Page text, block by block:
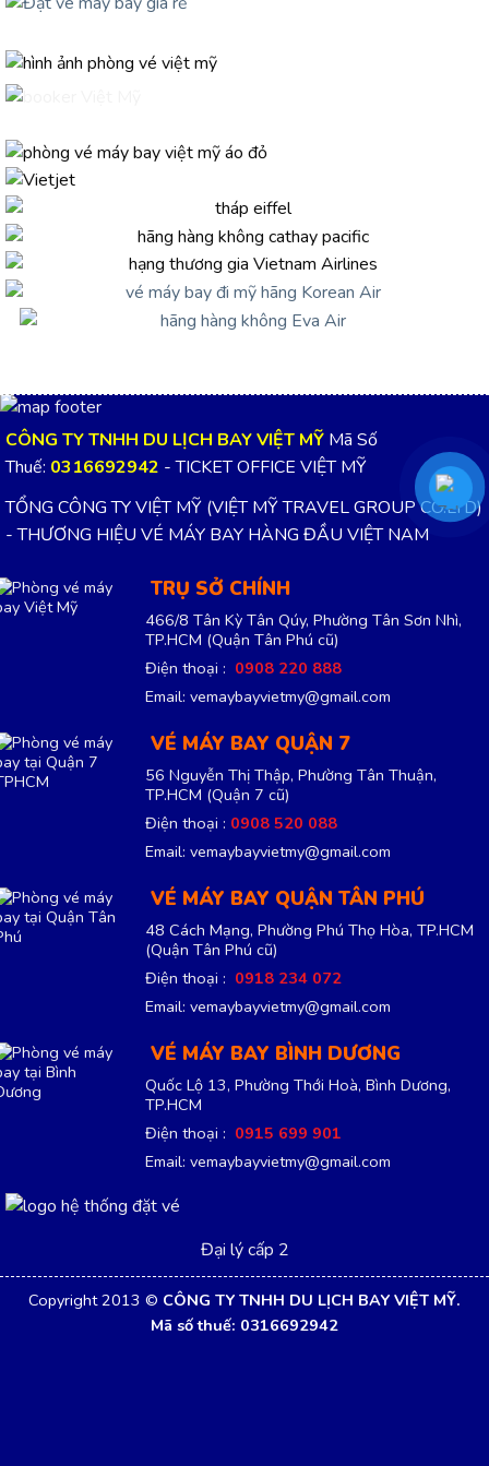
CÔNG TY TNHH DU LỊCH BAY VIỆT MỸ Mã Số
Thuế: 0316692942 - TICKET OFFICE VIỆT MỸ
TỔNG CÔNG TY VIỆT MỸ (VIỆT MỸ TRAVEL GROUP CO.LTD)
- THƯƠNG HIỆU VÉ MÁY BAY HÀNG ĐẦU VIỆT NAM
TRỤ SỞ CHÍNH
466/8 Tân Kỳ Tân Qúy, Phường Tân Sơn Nhì,
TP.HCM (Quận Tân Phú cũ)
Điện thoại : 0908 220 888
Email: vemaybayvietmy@gmail.com
VÉ MÁY BAY QUẬN 7
56 Nguyễn Thị Thập, Phường Tân Thuận,
TP.HCM (Quận 7 cũ)
Điện thoại : 0908 520 088
Email: vemaybayvietmy@gmail.com
VÉ MÁY BAY QUẬN TÂN PHÚ
48 Cách Mạng, Phường Phú Thọ Hòa, TP.HCM
(Quận Tân Phú cũ)
Điện thoại : 0918 234 072
Email: vemaybayvietmy@gmail.com
VÉ MÁY BAY BÌNH DƯƠNG
Quốc Lộ 13, Phường Thới Hoà, Bình Dương,
TP.HCM
Điện thoại : 0915 699 901
Email: vemaybayvietmy@gmail.com
Đại lý cấp 2
Copyright 2013 © CÔNG TY TNHH DU LỊCH BAY VIỆT MỸ.
Mã số thuế: 0316692942